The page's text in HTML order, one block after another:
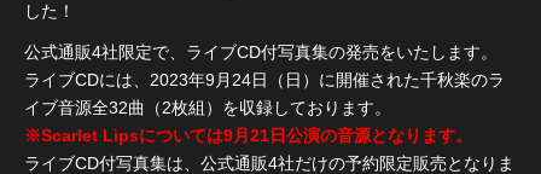
した！
公式通販4社限定で、ライブCD付写真集の発売をいたします。
ライブCDには、2023年9月24日（日）に開催された千秋楽のラ
イブ音源全32曲（2枚組）を収録しております。
※Scarlet Lipsについては9月21日公演の音源となります。
ライブCD付写真集は、公式通販4社だけの予約限定販売となりま